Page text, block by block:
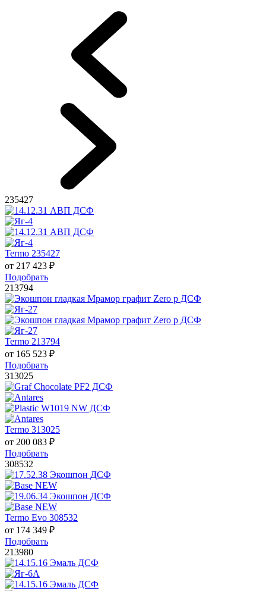
235427
Termo 235427
от 217 423 ₽
Подобрать
213794
Termo 213794
от 165 523 ₽
Подобрать
313025
Termo 313025
от 200 083 ₽
Подобрать
308532
Termo Evo 308532
от 174 349 ₽
Подобрать
213980